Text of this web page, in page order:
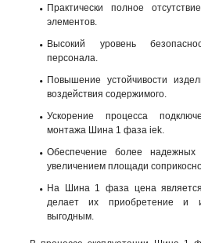
Практически полное
элементов.
Высокий уровень
персонала.
Повышение устойчивости
воздействия содержимого.
Ускорение процесса
монтажа Шина 1 фаза iek.
Обеспечение более надежных
увеличением площади
На Шина 1 фаза цена является
делает их приобретение и
выгодным.